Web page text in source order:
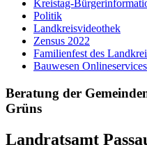
Kreistag-
Politik
Landkreisvideothek
Zensus 2022
Familienfest des
Bauwesen Onlineservices
Beratung der
Grüns
Landratsamt